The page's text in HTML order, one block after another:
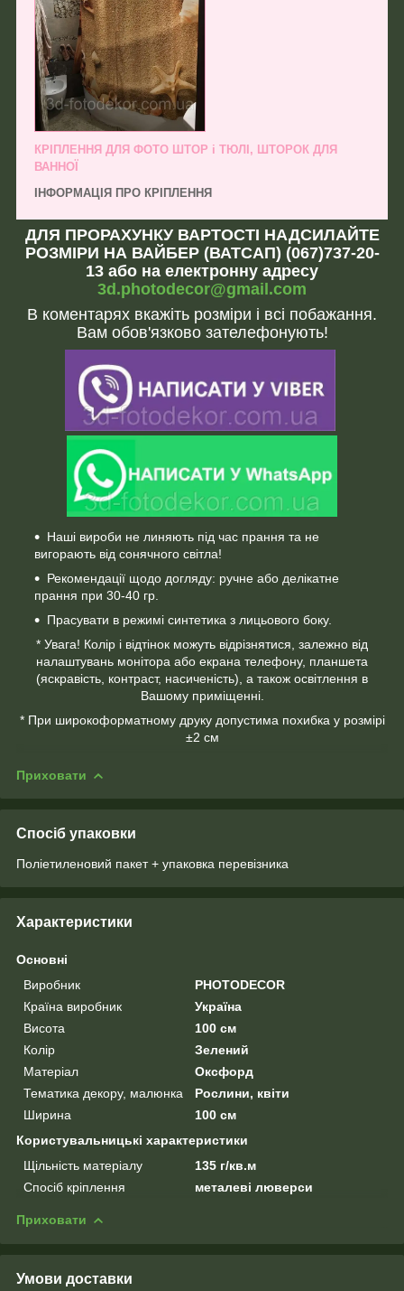
КРІПЛЕННЯ ДЛЯ ФОТО ШТОР і ТЮЛІ, ШТОРОК ДЛЯ
ВАННОЇ
ІНФОРМАЦІЯ ПРО КРІПЛЕННЯ
ДЛЯ ПРОРАХУНКУ ВАРТОСТІ НАДСИЛАЙТЕ
РОЗМІРИ НА ВАЙБЕР (ВАТСАП) (067)737-20-
13 або на електронну адресу
3d.photodecor@gmail.com
В коментарях вкажіть розміри і всі побажання.
Вам обов'язково зателефонують!
Наші вироби не линяють під час прання та не
вигорають від сонячного світла!
Рекомендації щодо догляду: ручне або делікатне
прання при 30-40 гр.
Прасувати в режимі синтетика з лицьового боку.
* Увага! Колір і відтінок можуть відрізнятися, залежно від
налаштувань монітора або екрана телефону, планшета
(яскравість, контраст, насиченість), а також освітлення в
Вашому приміщенні.
* При широкоформатному друку допустима похибка у розмірі
±2 см
Приховати
Спосіб упаковки
Поліетиленовий пакет + упаковка перевізника
Характеристики
Основні
Виробник
PHOTODECOR
Країна виробник
Україна
Висота
100 см
Колір
Зелений
Матеріал
Оксфорд
Тематика декору, малюнка
Рослини, квіти
Ширина
100 см
Користувальницькі характеристики
Щільність матеріалу
135 г/кв.м
Спосіб кріплення
металеві люверси
Приховати
Умови доставки